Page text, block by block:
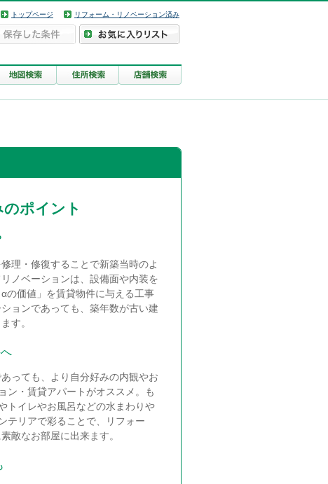
トップページ リフォーム・リノベーション済み
ポイント
理・修復することで新築当時のよ
ノベーションは、設備面や内装を
の価値」を賃貸物件に与える工事
ョンであっても、築年数が古い建
す。
っても、より自分好みの内観やお
ン・賃貸アパートがオススメ。も
トイレやお風呂などの水まわりや
テリアで彩ることで、リフォー
敵なお部屋に出来ます。